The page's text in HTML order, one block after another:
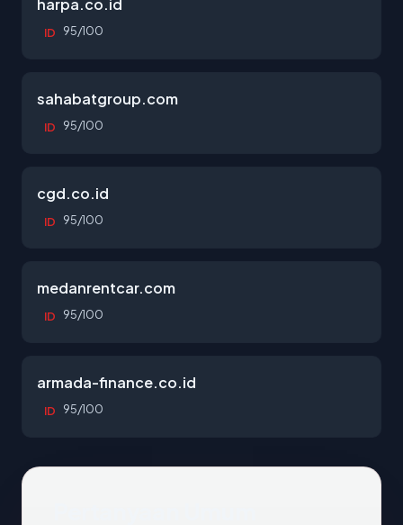
harpa.co.id
ID 95/100
sahabatgroup.com
ID 95/100
cgd.co.id
ID 95/100
medanrentcar.com
ID 95/100
armada-finance.co.id
ID 95/100